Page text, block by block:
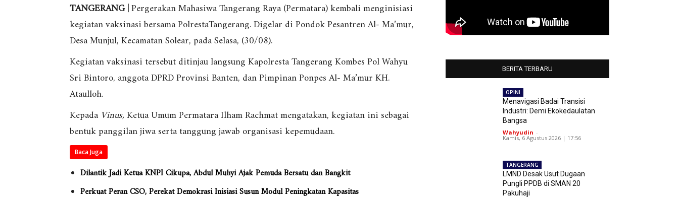
TANGERANG |Pergerakan Mahasiwa Tangerang Raya (Permatara) kembali menginisiasi
kegiatan vaksinasi bersama PolrestaTangerang. Digelar di Pondok Pesantren Al- Ma’mur,
Desa Munjul, Kecamatan Solear, pada Selasa, (30/08).
Kegiatan vaksinasi tersebut ditinjau langsung Kapolresta Tangerang Kombes Pol Wahyu
Sri Bintoro, anggota DPRD Provinsi Banten, dan Pimpinan Ponpes Al- Ma’mur KH.
Ataulloh.
Kepada Vinus,Ketua Umum Permatara Ilham Rachmat mengatakan, kegiatan ini sebagai
bentuk panggilan jiwa serta tanggung jawab organisasi kepemudaan.
Baca Juga
Dilantik Jadi Ketua KNPI Cikupa, Abdul Muhyi Ajak Pemuda Bersatu dan Bangkit
Perkuat Peran CSO, Perekat Demokrasi Inisiasi Susun Modul Peningkatan Kapasitas
BERITA TERBARU
OPINI
Menavigasi Badai Transisi
Industri: Demi Ekokedaulatan
Bangsa
Wahyudin -
Kamis, 6 Agustus 2026 | 17:56
TANGERANG
LMND Desak Usut Dugaan
Pungli PPDB di SMAN 20
Pakuhaji